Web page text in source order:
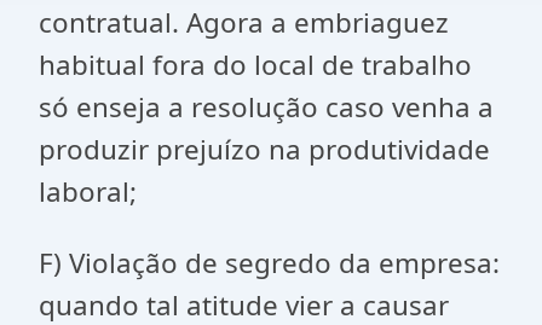
contratual. Agora a embriaguez
habitual fora do local de trabalho
só enseja a resolução caso venha a
produzir prejuízo na produtividade
laboral;
F) Violação de segredo da empresa:
quando tal atitude vier a causar